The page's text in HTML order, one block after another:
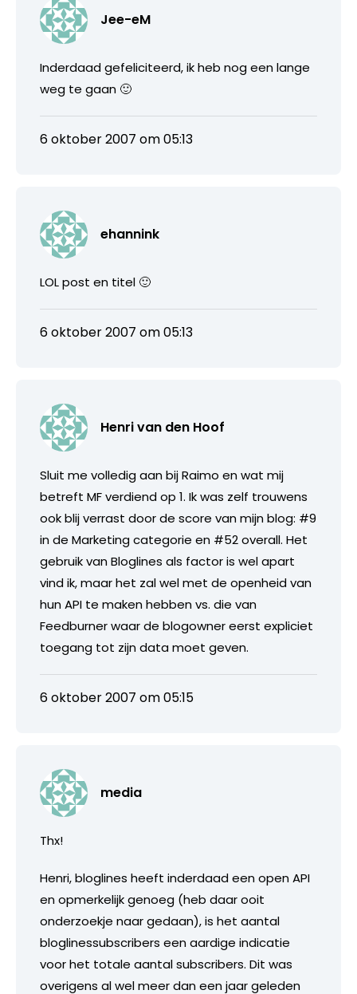
Jee-eM
Inderdaad gefeliciteerd, ik heb nog een lange
weg te gaan 🙂
6 oktober 2007 om 05:13
ehannink
LOL post en titel 🙂
6 oktober 2007 om 05:13
Henri van den Hoof
Sluit me volledig aan bij Raimo en wat mij
betreft MF verdiend op 1. Ik was zelf trouwens
ook blij verrast door de score van mijn blog: #9
in de Marketing categorie en #52 overall. Het
gebruik van Bloglines als factor is wel apart
vind ik, maar het zal wel met de openheid van
hun API te maken hebben vs. die van
Feedburner waar de blogowner eerst expliciet
toegang tot zijn data moet geven.
6 oktober 2007 om 05:15
media
Thx!
Henri, bloglines heeft inderdaad een open API
en opmerkelijk genoeg (heb daar ooit
onderzoekje naar gedaan), is het aantal
bloglinessubscribers een aardige indicatie
voor het totale aantal subscribers. Dit was
overigens al wel meer dan een jaar geleden